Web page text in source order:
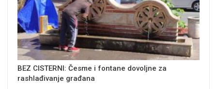
BEZ CISTERNI: Česme i fontane dovoljne za
rashlađivanje građana